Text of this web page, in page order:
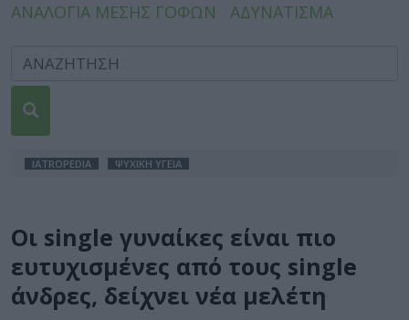
ΑΝΑΛΟΓΙΑ ΜΕΣΗΣ ΓΟΦΩΝ
ΑΔΥΝΑΤΙΣΜΑ
IATROPEDIA ΨΥΧΙΚΗ ΥΓΕΙΑ
Οι single γυναίκες είναι πιο
ευτυχισμένες από τους single
άνδρες, δείχνει νέα μελέτη